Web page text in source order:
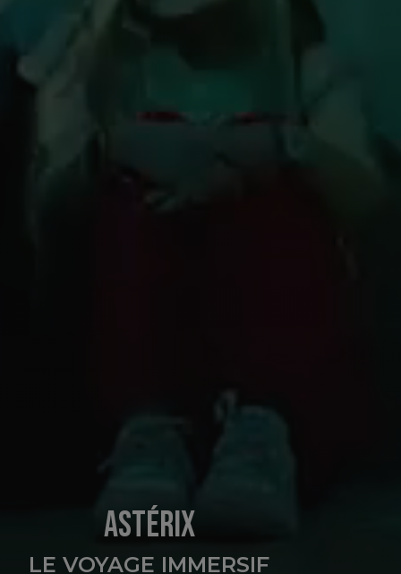
ASTÉRIX
LE VOYAGE IMMERSIF